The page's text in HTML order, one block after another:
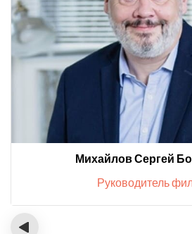
Михайлов Сергей
Руководитель
‹